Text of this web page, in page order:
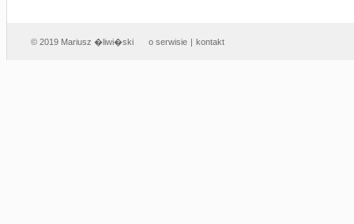
© 2019 Mariusz �liwi�ski o serwisie | kontakt